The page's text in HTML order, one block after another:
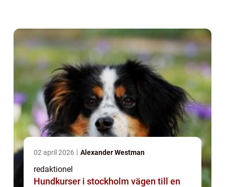
02 april 2026 Alexander Westman
redaktionel
Hundkurser i stockholm vägen till en